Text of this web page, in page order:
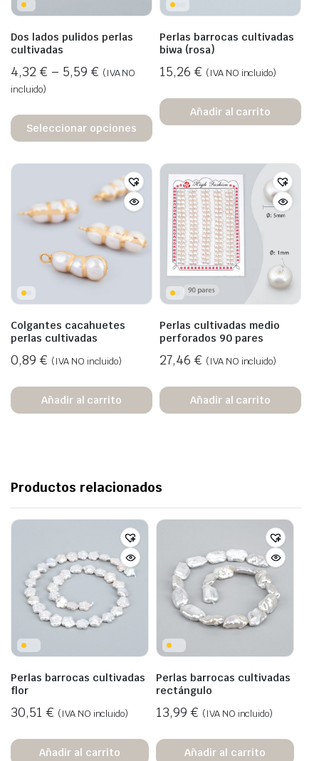
Dos lados pulidos perlas
cultivadas
4,32 € – 5,59 € (IVA NO
incluido)
Seleccionar opciones
Perlas barrocas cultivadas
biwa (rosa)
15,26 € (IVA NO incluido)
Añadir al carrito
Colgantes cacahuetes
perlas cultivadas
0,89 € (IVA NO incluido)
Añadir al carrito
Perlas cultivadas medio
perforados 90 pares
27,46 € (IVA NO incluido)
Añadir al carrito
Productos relacionados
Perlas barrocas cultivadas
flor
30,51 € (IVA NO incluido)
Añadir al carrito
Perlas barrocas cultivadas
rectángulo
13,99 € (IVA NO incluido)
Añadir al carrito